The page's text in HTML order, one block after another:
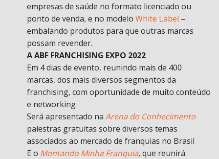
empresas de saúde no formato licenciado ou
ponto de venda, e no modelo White Label –
embalando produtos para que outras marcas
possam revender.
A ABF FRANCHISING EXPO 2022
Em 4 dias de evento, reunindo mais de 400
marcas, dos mais diversos segmentos da
franchising, com oportunidade de muito conteúdo
e networking
Será apresentado na Arena do Conhecimento
palestras gratuitas sobre diversos temas
associados ao mercado de franquias no Brasil
E o Montando Minha Franquia, que reunirá